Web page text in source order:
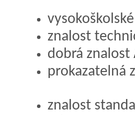
znalost
dobrá znalost
prokazatelná
znalost